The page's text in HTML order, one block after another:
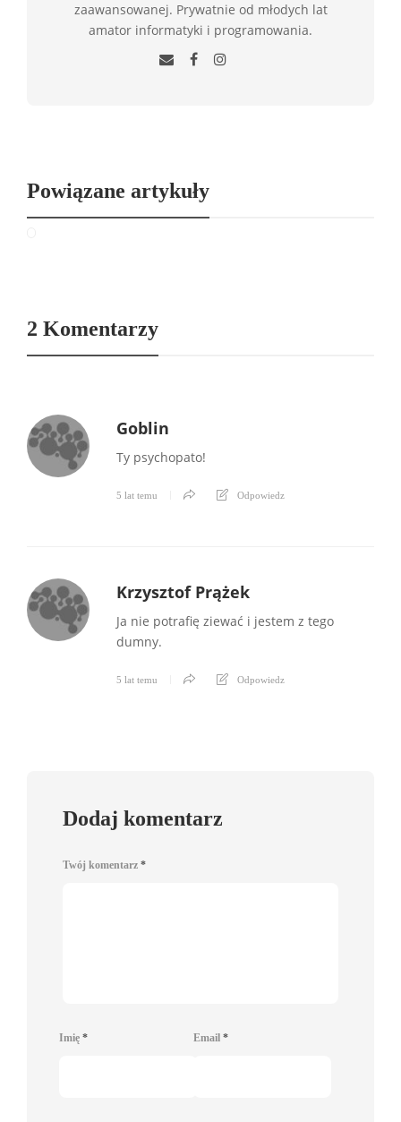
zaawansowanej. Prywatnie od młodych lat
amator informatyki i programowania.
Powiązane artykuły
2 Komentarzy
Goblin
Ty psychopato!
5 lat temu Odpowiedz
Krzysztof Prążek
Ja nie potrafię ziewać i jestem z tego
dumny.
5 lat temu Odpowiedz
Dodaj komentarz
Twój komentarz *
Imię * Email *